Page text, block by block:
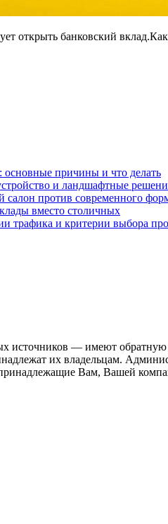
открыть банковский
основные причины и что делать
и ландшафтные
против современного
вместо столичных
трафика и критерии выбора
источников — имеют
их владельцам.
Вам, Вашей